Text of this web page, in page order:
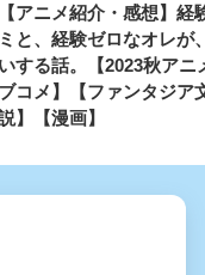
【アニメ紹介・感想】経
ミと、経験ゼロなオレが
いする話。【2023秋アニ
ブコメ】【ファンタジア
】【漫画】